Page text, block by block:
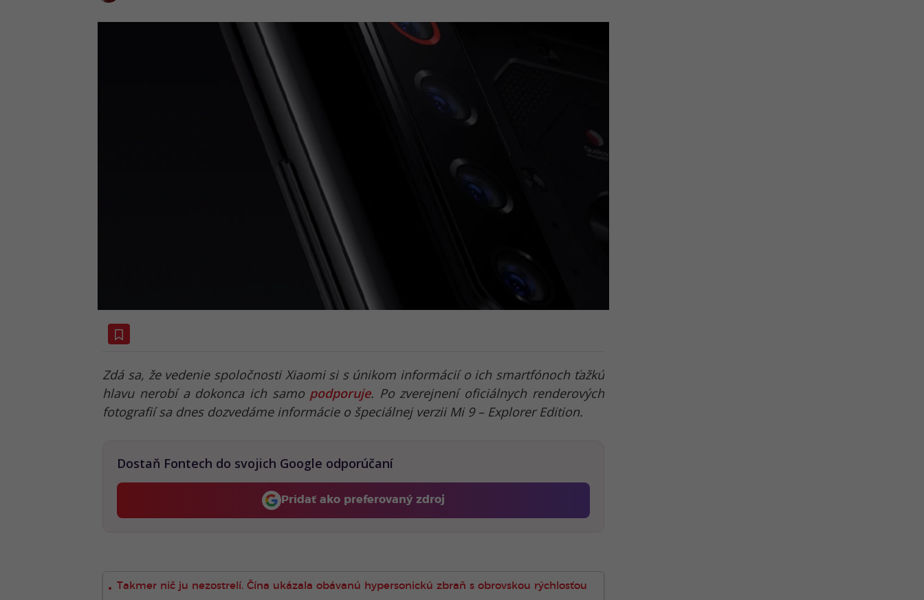
Zdá sa, že vedenie spoločnosti Xiaomi si s únikom informácií o ich smartfónoch ťažkú
hlavu nerobí a dokonca ich samo podporuje. Po zverejnení oficiálnych renderových
fotografií sa dnes dozvedáme informácie o špeciálnej verzii Mi 9 – Explorer Edition.
Dostaň Fontech do svojich Google odporúčaní
Pridať ako preferovaný zdroj
Fontech, odkaz sa otvorí v novom okne
Takmer nič ju nezostrelí. Čína ukázala obávanú hypersonickú zbraň s obrovskou rýchlosťou